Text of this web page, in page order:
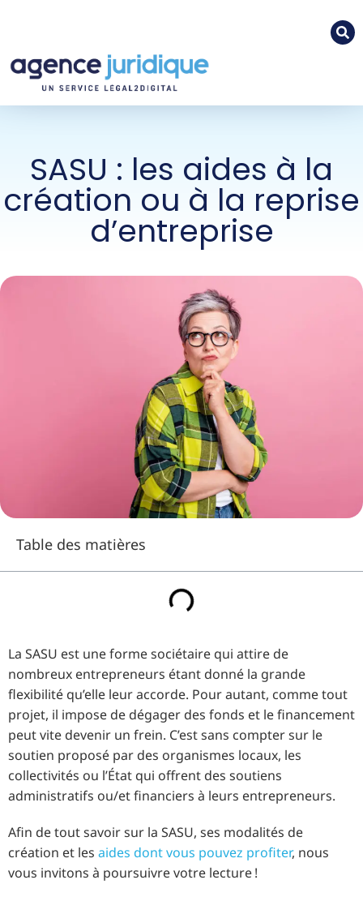
SASU : les aides à la
création ou à la reprise
d’entreprise
Table des matières
La SASU est une forme sociétaire qui attire de
nombreux entrepreneurs étant donné la grande
flexibilité qu’elle leur accorde. Pour autant, comme tout
projet, il impose de dégager des fonds et le financement
peut vite devenir un frein. C’est sans compter sur le
soutien proposé par des organismes locaux, les
collectivités ou l’État qui offrent des soutiens
administratifs ou/et financiers à leurs entrepreneurs.
Afin de tout savoir sur la SASU, ses modalités de
création et les aides dont vous pouvez profiter, nous
vous invitons à poursuivre votre lecture !